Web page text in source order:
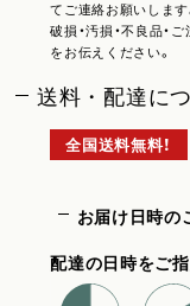
てご連絡お願いします
破損・汚損・不良品・
をお伝えください。
送料・配達に
全国送料無料！
お届け日時の
配達の日時をご指